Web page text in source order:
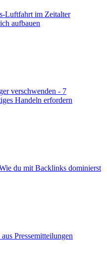
Luftfahrt im Zeitalter
aufbauen
verschwenden - 7
Handeln erfordern
du mit Backlinks dominierst
Pressemitteilungen